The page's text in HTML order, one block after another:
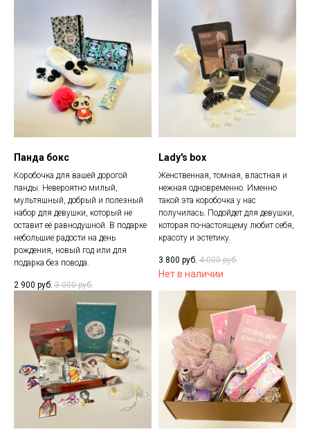
Панда бокс
Коробочка для вашей дорогой
панды. Невероятно милый,
мультяшный, добрый и полезный
набор для девушки, который не
оставит её равнодушной. В подарке
небольшие радости на день
рождения, новый год или для
подарка без повода.
2 900 руб. 3 000 руб.
Lady's box
Женственная, томная, властная и
нежная одновременно. Именно
такой эта коробочка у нас
получилась. Подойдет для девушки,
которая по-настоящему любит себя,
красоту и эстетику.
3 800 руб. 4 000 руб.
Нет в наличии